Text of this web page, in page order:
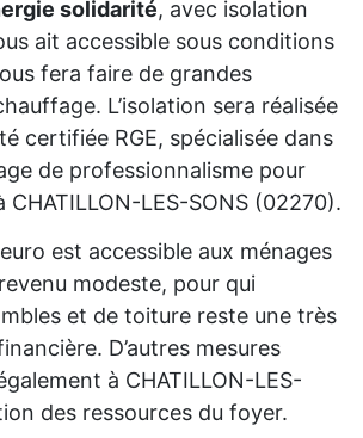
solidarité, avec isolation
ait accessible sous conditions
fera faire de grandes
L’isolation sera réalisée
certifiée RGE, spécialisée dans
de professionnalisme pour
CHATILLON-LES-SONS (02270).
est accessible aux ménages
modeste, pour qui
et de toiture reste une très
D’autres mesures
à CHATILLON-LES-
des ressources du foyer.